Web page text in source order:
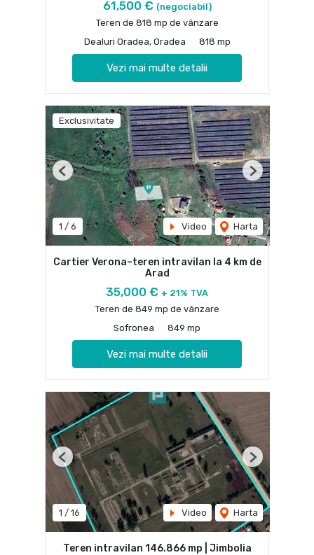
61,500 € (negociabil)
Teren de 818 mp de vânzare
Dealuri Oradea, Oradea
818 mp
Vezi mai multe detalii
Exclusivitate
1 / 6 Video Harta
Previous Next
Cartier Verona–teren intravilan la 4 km de
Arad
35,000 € + 21% TVA
Teren de 849 mp de vânzare
Sofronea
849 mp
Vezi mai multe detalii
1 / 16 Video Harta
Previous Next
Teren intravilan 146.866 mp | Jimbolia